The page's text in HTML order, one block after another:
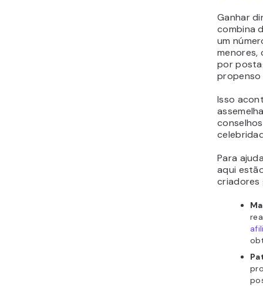
Ganhar
combina
um
menores,
por
propenso
Isso
Para
aqui
criadores